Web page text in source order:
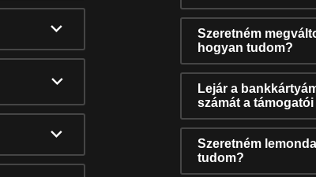
Szeretném
hogyan tudom?
Lejár a
számát a
Szeretném
tudom?